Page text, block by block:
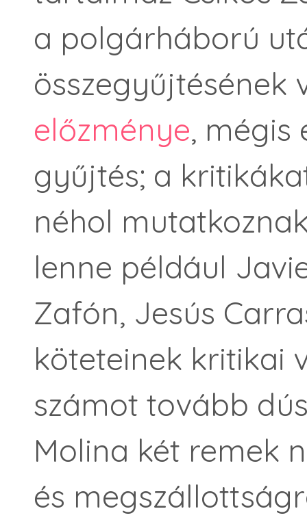
a polgárháború
előzménye, mégis
gyűjtés; a
néhol
lenne például
Zafón, Jesús
köteteinek kritikai
számot tovább
Molina két remek
és